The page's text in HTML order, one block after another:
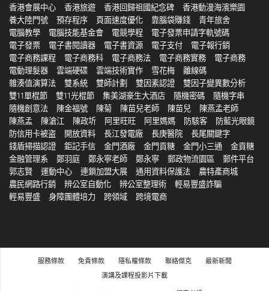
香港會展中心
香港旅遊 香港回歸祖國紀念碑
香港動漫海濱樂園
養大陸門號
預存程序 頁面速度優化 靠腦袋賺錢
青年旅舍
電腦教學
電腦技能基金會 電競學程
電子發票申請字軌號碼
電子發票
電子書閱讀器 電子書資源 電子支付
電子報行銷
電子商務課程
電子商務科 電子商務法 電子商務實務
電子商務
電動理髮器
雲端硬碟 雲端技術實作 雪花梅
離線碼
雜湊值演算法
雙系統 雙師計劃 雙因素認證
雙因子變異數分析
雙11單棍節
雙11光棍節 集美湖豪生大酒店 隨機密碼
隨機字串
隨機創意法
陳金福號 陳菊 陳苗兒老師 陳苗兒
陳燕孟老師
陳燕孟
陳滄江 陳政圻 阿里旺旺 阿里媽媽 防駭客
防藍光眼鏡
防信用卡被盗
開放資料 長江發電廠 長庚醫院
長尾關鍵字
錢盾掃描認證
鉅記手信 金門酒廠 金門貢糖 金門小三通
金貢糖
金融管理系
鄭羽庭 鄭永寧老師 鄭永寧 郵政物流園區
郵件平台
郭志賢
運動中心 連鎖加盟大展 通用資料保護法
農特產商城
農民網路行銷
辨公室自動化 辨公室整理術
輕易豐盛詐騙
輕易豐盛
身障團體培力 跨領域 跨境電商
服務條款 免責條款 隱私權條款 聯絡傑克
最新新聞
演講及課程投影片下載